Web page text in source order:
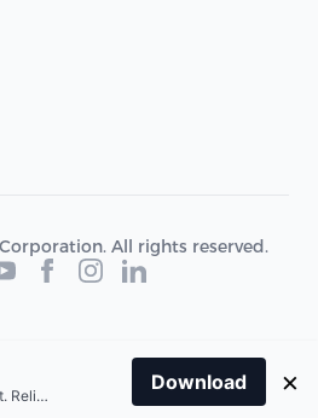
All rights reserved.
Breaking news. Fast. Reliable.
Download ×